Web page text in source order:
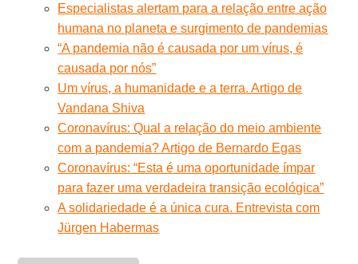
Especialistas alertam para a relação entre ação
humana no planeta e surgimento de pandemias
“A pandemia não é causada por um vírus, é
causada por nós”
Um vírus, a humanidade e a terra. Artigo de
Vandana Shiva
Coronavírus: Qual a relação do meio ambiente
com a pandemia? Artigo de Bernardo Egas
Coronavírus: “Esta é uma oportunidade ímpar
para fazer uma verdadeira transição ecológica”
A solidariedade é a única cura. Entrevista com
Jürgen Habermas